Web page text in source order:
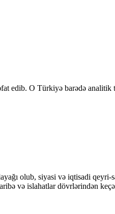
edib. O Türkiyə barədə
olub, siyasi və iqtisadi
və islahatlar dövrlərindən